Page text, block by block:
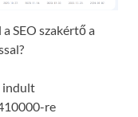
SEO szakértő a
indult
re